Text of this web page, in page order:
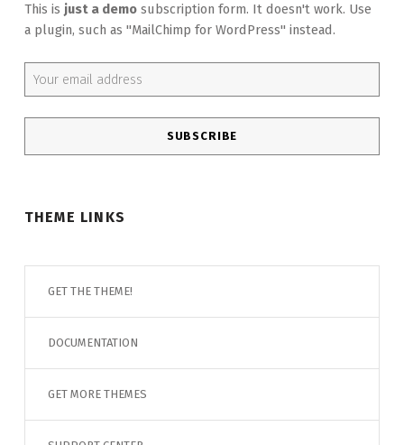
This is just a demosubscription form. It doesn't work. Use
a plugin, such as "MailChimp for WordPress" instead.
Email address:
THEME LINKS
GET THE THEME!
DOCUMENTATION
GET MORE THEMES